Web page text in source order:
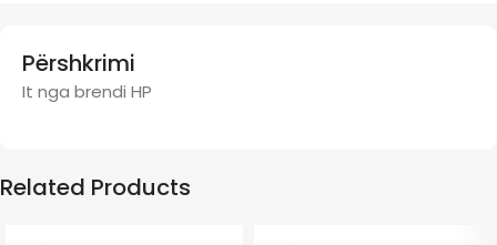
Përshkrimi
It nga brendi HP
Related Products